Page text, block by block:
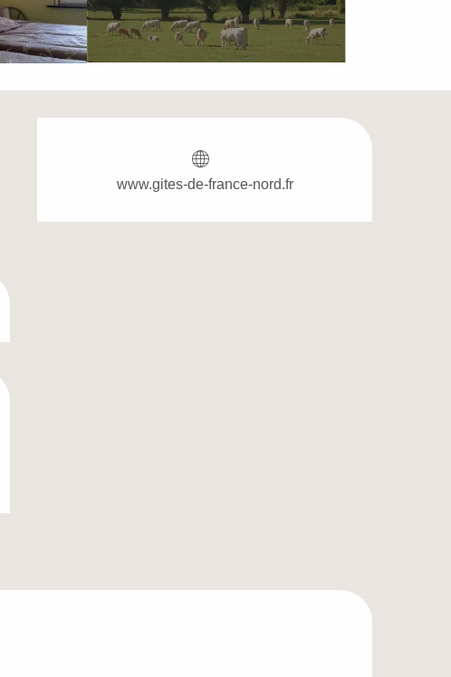
Öffnungszeiten &
www.gites-de-france-nord.fr